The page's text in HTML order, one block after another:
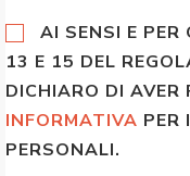
AI SENSI E PER
13 E 15 DEL
DICHIARO DI AVER
INFORMATIVA PER
PERSONALI.